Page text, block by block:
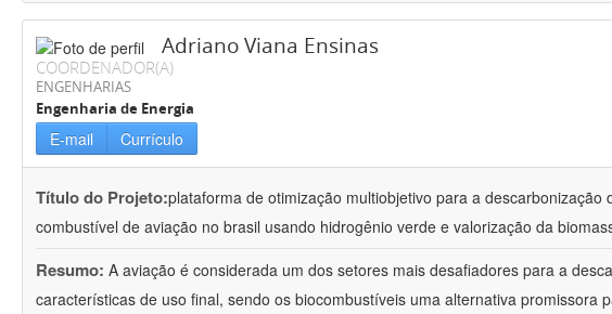
Adriano Viana Ensinas
COORDENADOR(A)
ENGENHARIAS
Engenharia de Energia
E-mail Currículo
Título do Projeto:plataforma de otimização multiobjetivo para a descarbonização
combustível de aviação no brasil usando hidrogênio verde e valorização da
Resumo: A aviação é considerada um dos setores mais desafiadores para a
características de uso final, sendo os biocombustíveis uma alternativa promissora